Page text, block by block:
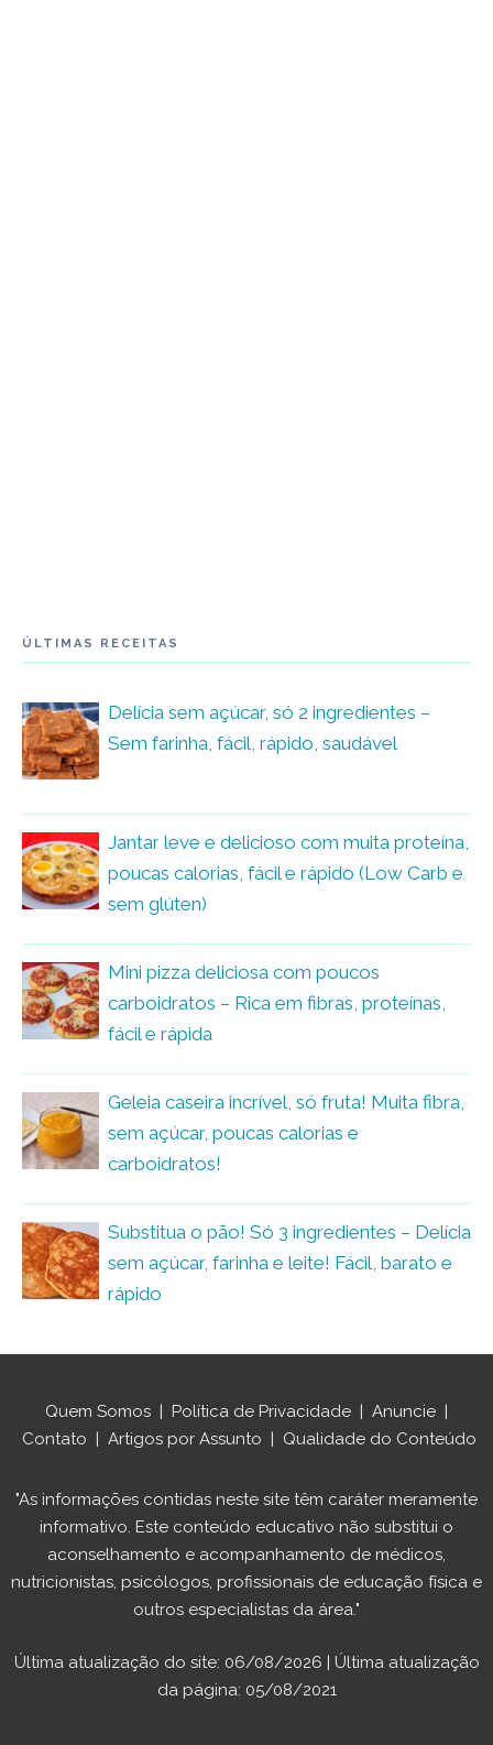
ÚLTIMAS RECEITAS
Delícia sem açúcar, só 2 ingredientes –
Sem farinha, fácil, rápido, saudável
Jantar leve e delicioso com muita proteína,
poucas calorias, fácil e rápido (Low Carb e
sem glúten)
Mini pizza deliciosa com poucos
carboidratos – Rica em fibras, proteínas,
fácil e rápida
Geleia caseira incrível, só fruta! Muita fibra,
sem açúcar, poucas calorias e
carboidratos!
Substitua o pão! Só 3 ingredientes – Delícia
sem açúcar, farinha e leite! Fácil, barato e
rápido
Quem Somos Política de Privacidade Anuncie
Contato
Artigos por Assunto Qualidade do Conteúdo
"As informações contidas neste site têm caráter meramente
informativo. Este conteúdo educativo não substitui o
aconselhamento e acompanhamento de médicos,
nutricionistas, psicólogos, profissionais de educação física e
outros especialistas da área."
Última atualização do site: 06/08/2026 | Última atualização
da página: 05/08/2021